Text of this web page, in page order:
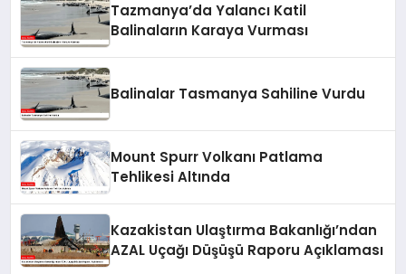
Tazmanya’da Yalancı Katil
Balinaların Karaya Vurması
Balinalar Tasmanya Sahiline Vurdu
Mount Spurr Volkanı Patlama
Tehlikesi Altında
Kazakistan Ulaştırma Bakanlığı’ndan
AZAL Uçağı Düşüşü Raporu Açıklaması